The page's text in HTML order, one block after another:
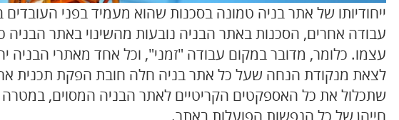
ייחודיותו של אתר בניה טמונה בסכנות שהוא מעמיד בפני העובדים
עבודה אחרים, הסכנות באתר הבניה נובעות מהשינוי באתר
עצמו. כלומר, מדובר במקום עבודה "זמני", וכל אחד מאתרי הבניה
לצאת מנקודת הנחה שעל כל אתר בניה חלה חובת הפקת תכנית
שתכלול את כל האספקטים הקריטיים לאתר הבניה המסוים, במטרה
חייהן של כל הנפשות הפועלות באתר.